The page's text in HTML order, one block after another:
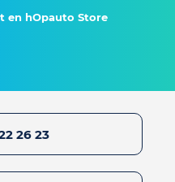
en hOpauto Store
26 23